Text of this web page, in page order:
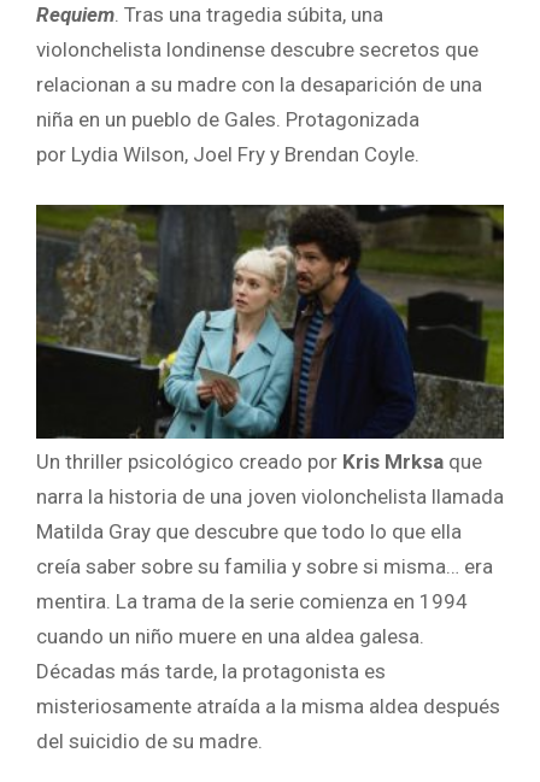
Requiem . Tras una tragedia súbita, una
violonchelista londinense descubre secretos que
relacionan a su madre con la desaparición de una
niña en un pueblo de Gales. Protagonizada
por Lydia Wilson, Joel Fry y Brendan Coyle.
Un thriller psicológico creado por Kris Mrksa que
narra la historia de una joven violonchelista llamada
Matilda Gray que descubre que todo lo que ella
creía saber sobre su familia y sobre si misma… era
mentira. La trama de la serie comienza en 1994
cuando un niño muere en una aldea galesa.
Décadas más tarde, la protagonista es
misteriosamente atraída a la misma aldea después
del suicidio de su madre.